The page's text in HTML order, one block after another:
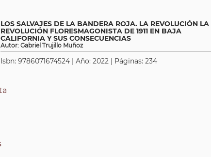
LOS SALVAJES DE LA BANDERA ROJA. LA REVOLUCIÓN LA
REVOLUCIÓN FLORESMAGONISTA DE 1911 EN BAJA
CALIFORNIA Y SUS CONSECUENCIAS
Autor: Gabriel Trujillo Muñoz
Isbn: 9786071674524 | Año: 2022 | Páginas: 234